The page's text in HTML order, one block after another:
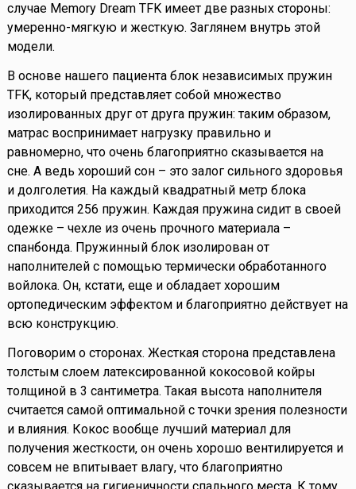
случае Memory Dream TFK имеет две разных стороны:
умеренно-мягкую и жесткую. Заглянем внутрь этой
модели.
В основе нашего пациента блок независимых пружин
TFK, который представляет собой множество
изолированных друг от друга пружин: таким образом,
матрас воспринимает нагрузку правильно и
равномерно, что очень благоприятно сказывается на
сне. А ведь хороший сон – это залог сильного здоровья
и долголетия. На каждый квадратный метр блока
приходится 256 пружин. Каждая пружина сидит в своей
одежке – чехле из очень прочного материала –
спанбонда. Пружинный блок изолирован от
наполнителей с помощью термически обработанного
войлока. Он, кстати, еще и обладает хорошим
ортопедическим эффектом и благоприятно действует на
всю конструкцию.
Поговорим о сторонах. Жесткая сторона представлена
толстым слоем латексированной кокосовой койры
толщиной в 3 сантиметра. Такая высота наполнителя
считается самой оптимальной с точки зрения полезности
и влияния. Кокос вообще лучший материал для
получения жесткости, он очень хорошо вентилируется и
совсем не впитывает влагу, что благоприятно